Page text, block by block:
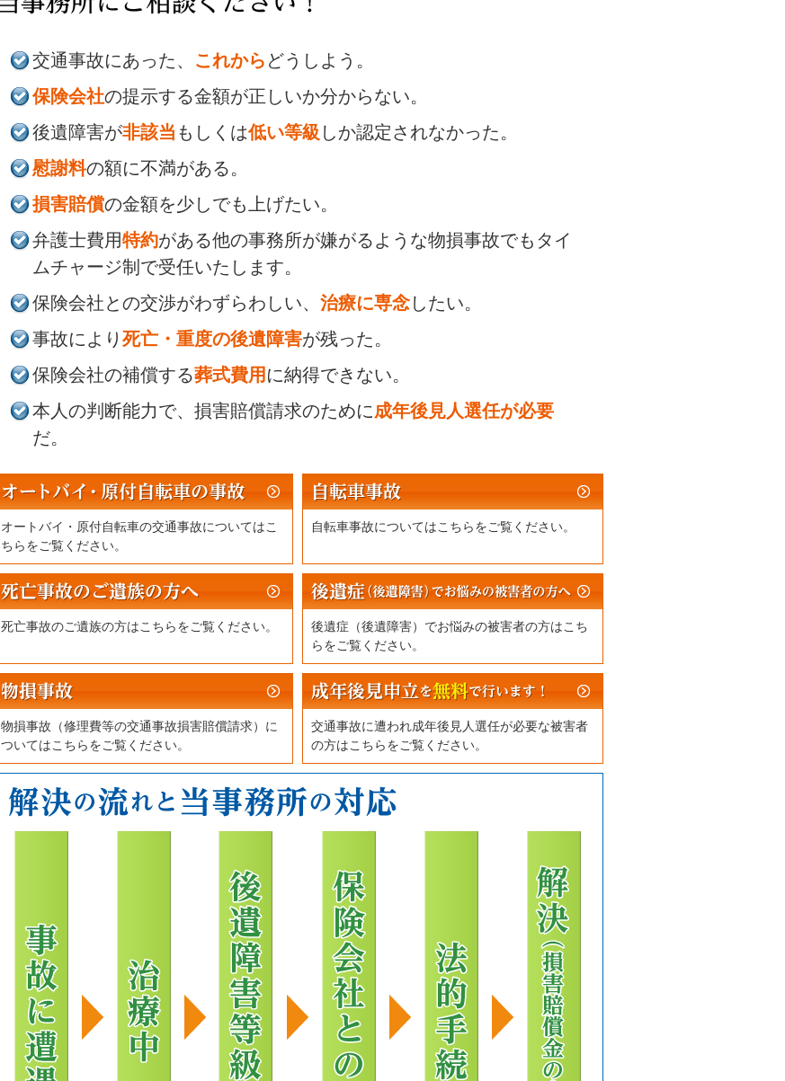
交通事故にあった、 これから どうしよう。
保険会社の提示する金額が正しいか分からない。
後遺障害が非該当 もしくは低い等級 しか認定されなかった。
慰謝料の額に不満がある。
損害賠償の金額を少しでも上げたい。
弁護士費用特約がある他の事務所が嫌がるような物損事故でもタイ
ムチャージ制で受任いたします。
保険会社との交渉がわずらわしい、 治療に専念したい。
事故により 死亡・重度の後遺障害が残った。
保険会社の補償する葬式費用 に納得できない。
本人の判断能力で、損害賠償請求のために成年後見人選任が必要
だ。
オートバイ・原付自転車の交通事故についてはこ
ちらをご覧ください。
自転車事故についてはこちらをご覧ください。
死亡事故のご遺族の方はこちらをご覧ください。
後遺症（後遺障害）でお悩みの被害者の方はこち
らをご覧ください。
物損事故（修理費等の交通事故損害賠償請求）に
ついてはこちらをご覧ください。
交通事故に遭われ成年後見人選任が必要な被害者
の方はこちらをご覧ください。